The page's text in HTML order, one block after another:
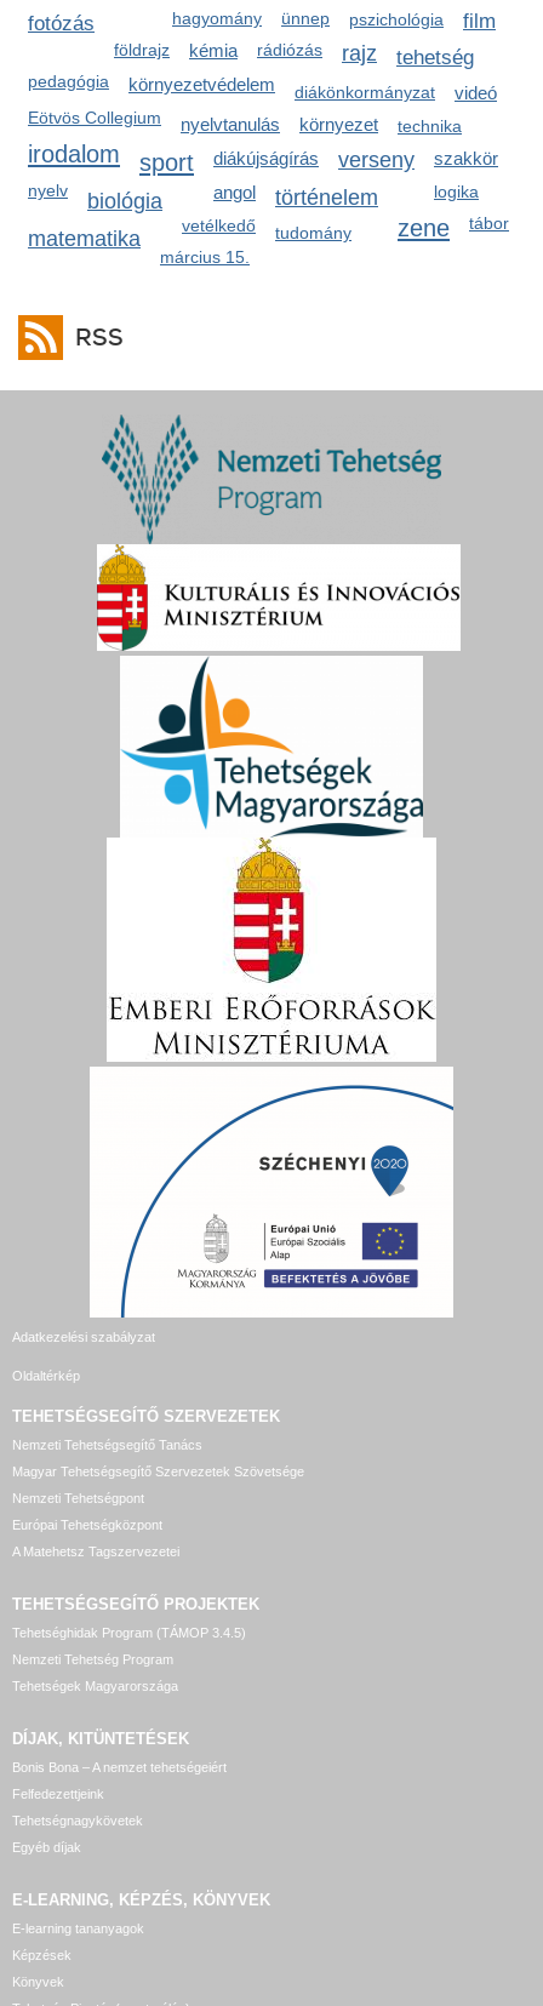
hagyomány ünnep pszichológia
fotózás
földrajz
film
kémia rádiózás rajz tehetség
pedagógia környezetvédelem diákönkormányzat videó
Eötvös Collegium nyelvtanulás környezet technika
irodalom sport diákújságírás verseny szakkör
nyelv angol történelem logika
biológia
zene
vetélkedő
matematika
tábor
tudomány
március 15.
RSS
Adatkezelési szabályzat
Oldaltérkép
TEHETSÉGSEGÍTŐ SZERVEZETEK
Nemzeti Tehetségsegítő Tanács
Magyar Tehetségsegítő Szervezetek Szövetsége
Nemzeti Tehetségpont
Európai Tehetségközpont
A Matehetsz Tagszervezetei
TEHETSÉGSEGÍTŐ PROJEKTEK
Tehetséghidak Program (TÁMOP 3.4.5)
Nemzeti Tehetség Program
Tehetségek Magyarországa
DÍJAK, KITÜNTETÉSEK
Bonis Bona – A nemzet tehetségeiért
Felfedezettjeink
Tehetségnagykövetek
Egyéb díjak
E-LEARNING, KÉPZÉS, KÖNYVEK
E-learning tananyagok
Képzések
Könyvek